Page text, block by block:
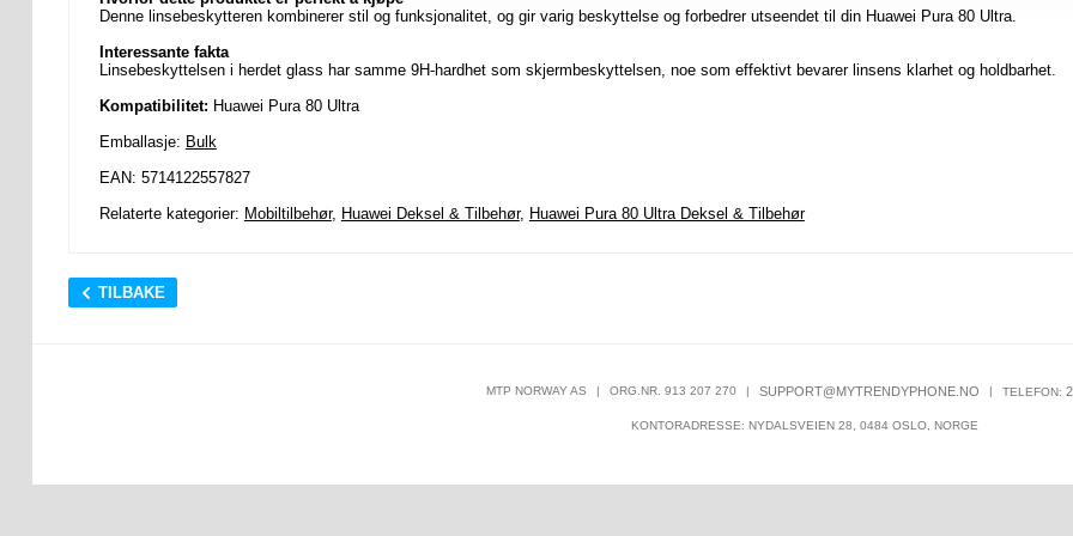
Denne linsebeskytteren kombinerer stil og funksjonalitet, og gir varig beskyttelse og forbedrer utseendet til din Huawei Pura 80 Ultra.
Interessante fakta
Linsebeskyttelsen i herdet glass har samme 9H-hardhet som skjermbeskyttelsen, noe som effektivt bevarer linsens klarhet og holdbarhet.
Kompatibilitet: Huawei Pura 80 Ultra
Emballasje: Bulk
EAN: 5714122557827
Relaterte kategorier: Mobiltilbehør, Huawei Deksel & Tilbehør, Huawei Pura 80 Ultra Deksel & Tilbehør
TILBAKE
MTP NORWAY AS | ORG.NR. 913 207 270 | SUPPORT@MYTRENDYPHONE.NO | TELEFON:
KONTORADRESSE: NYDALSVEIEN 28, 0484 OSLO, NORGE